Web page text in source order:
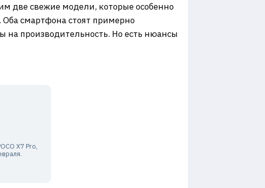
две свежие модели, которые особенно
смартфона стоят примерно
производительность. Но есть нюансы
X7 Pro,